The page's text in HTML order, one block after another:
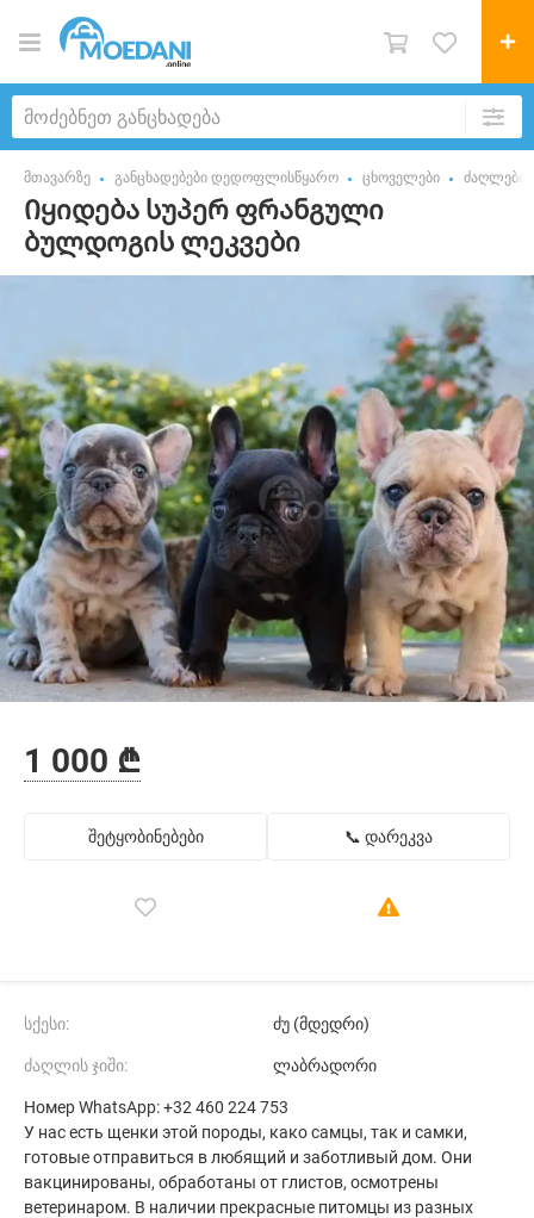
მთავარზე განცხადებები დედოფლისწყარო ცხოველები ძაღლები
Იყიდება სუპერ ფრანგული
ბულდოგის ლეკვები
1 000 ₾
შეტყობინებები 📞 დარეკვა
სქესი: ძუ (მდედრი)
ძაღლის ჯიში: ლაბრადორი
Номер WhatsApp: +32 460 224 753
У нас есть щенки этой породы, како самцы, так и самки,
готовые отправиться в любящий и заботливый дом. Они
вакцинированы, обработаны от глистов, осмотрены
ветеринаром. В наличии прекрасные питомцы из разных